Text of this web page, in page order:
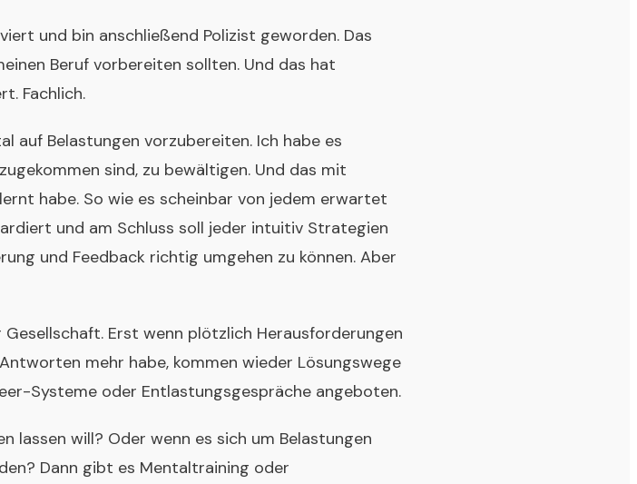
und bin anschließend Polizist geworden. Das
Beruf vorbereiten sollten. Und das hat
Fachlich.
auf Belastungen vorzubereiten. Ich habe es
sind, zu bewältigen. Und das mit
habe. So wie es scheinbar von jedem erwartet
und am Schluss soll jeder intuitiv Strategien
und Feedback richtig umgehen zu können. Aber
Erst wenn plötzlich Herausforderungen
mehr habe, kommen wieder Lösungswege
Systeme oder Entlastungsgespräche angeboten.
lassen will? Oder wenn es sich um Belastungen
Dann gibt es Mentaltraining oder